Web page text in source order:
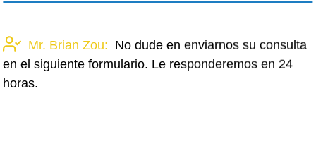
Mr. Brian Zou: No dude en enviarnos su consulta
en el siguiente formulario. Le responderemos en 24
horas.